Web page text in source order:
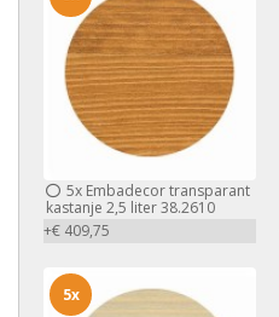
5x Embadecor transparant
kastanje 2,5 liter 38.2610
+€ 409,75
5x